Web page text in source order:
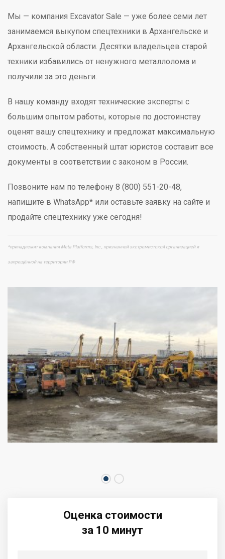
Мы — компания Excavator Sale — уже более семи лет
занимаемся выкупом спецтехники в Архангельске и
Архангельской области. Десятки владельцев старой
техники избавились от ненужного металлолома и
получили за это деньги.
В нашу команду входят технические эксперты с
большим опытом работы, которые по достоинству
оценят вашу спецтехнику и предложат максимальную
стоимость. А собственный штат юристов составит все
документы в соответствии с законом в России.
Позвоните нам по телефону 8 (800) 551-20-48,
напишите в WhatsApp* или оставьте заявку на сайте и
продайте спецтехнику уже сегодня!
*принадлежит компании Meta Platforms, Inc., признанной экстремистской организацией и
запрещённой на территории РФ
Оценка стоимости
за 10 минут